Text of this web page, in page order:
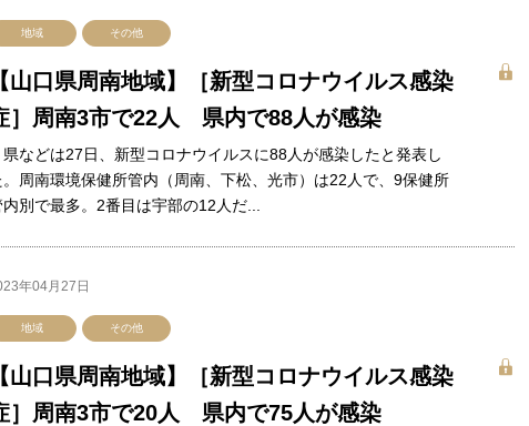
地域 その他
山口県周南地域】［新型コロナウイルス感染
］周南3市で22人 県内で88人が感染
などは27日、新型コロナウイルスに88人が感染したと発表し
。周南環境保健所管内（周南、下松、光市）は22人で、9保健所
別で最多。2番目は宇部の12人だ...
年04月27日
地域 その他
山口県周南地域】［新型コロナウイルス感染
］周南3市で20人 県内で75人が感染